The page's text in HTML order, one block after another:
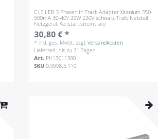
CLE LED 3 Phasen In Track Adapter Xitanium 350-
500mA 30-40V 20W 230V schwarz Trafo Netzteil
Netzgerät Konstantstromtrafo
30,80 € *
* inkl. ges. MwSt. zzgl.Versandkosten
Lieferzeit: bis zu 21 Tagen
Art. PH15011300
SKU0.9998.5.110